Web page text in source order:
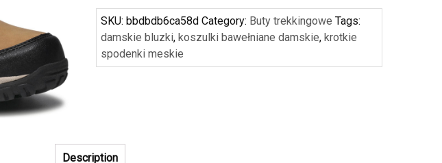
SKU:bbdbdb6ca58d Category: Buty trekkingowe Tags:
damskie bluzki,koszulki bawełniane damskie,krotkie
spodenki meskie
Description